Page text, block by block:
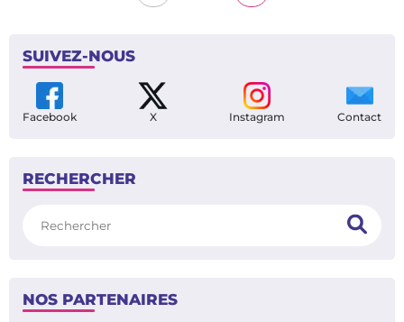
SUIVEZ-NOUS
Facebook X Instagram Contact
RECHERCHER
NOS PARTENAIRES